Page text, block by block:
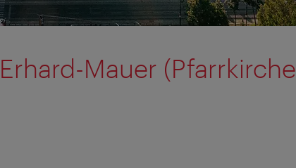
Mauer (Pfarrkirche